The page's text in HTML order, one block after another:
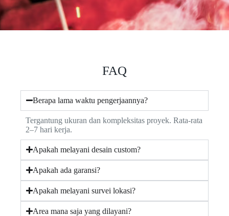
FAQ
Berapa lama waktu pengerjaannya?
Tergantung ukuran dan kompleksitas proyek. Rata-rata
2–7 hari kerja.
Apakah melayani desain custom?
Apakah ada garansi?
Apakah melayani survei lokasi?
Area mana saja yang dilayani?